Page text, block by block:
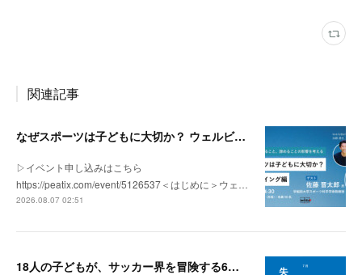
関連記事
なぜスポーツは子どもに大切か？ ウェルビーイング編 | 「社会とサッカー」 vol.2
▷イベント申し込みはこちら
https://peatix.com/event/5126537＜はじめに＞ウェ…
2026.08.07 02:51
18人の子どもが、サッカー界を冒険する6ヶ月間。